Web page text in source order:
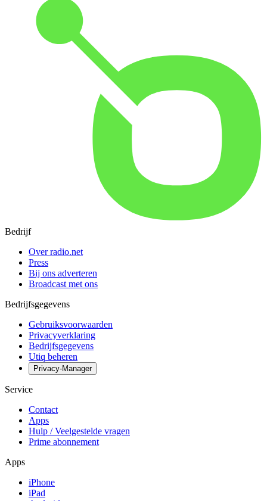
Bedrijf
Over radio.net
Press
Bij ons adverteren
Broadcast met ons
Bedrijfsgegevens
Gebruiksvoorwaarden
Privacyverklaring
Bedrijfsgegevens
Utiq beheren
Privacy-Manager
Service
Contact
Apps
Hulp / Veelgestelde vragen
Prime abonnement
Apps
iPhone
iPad